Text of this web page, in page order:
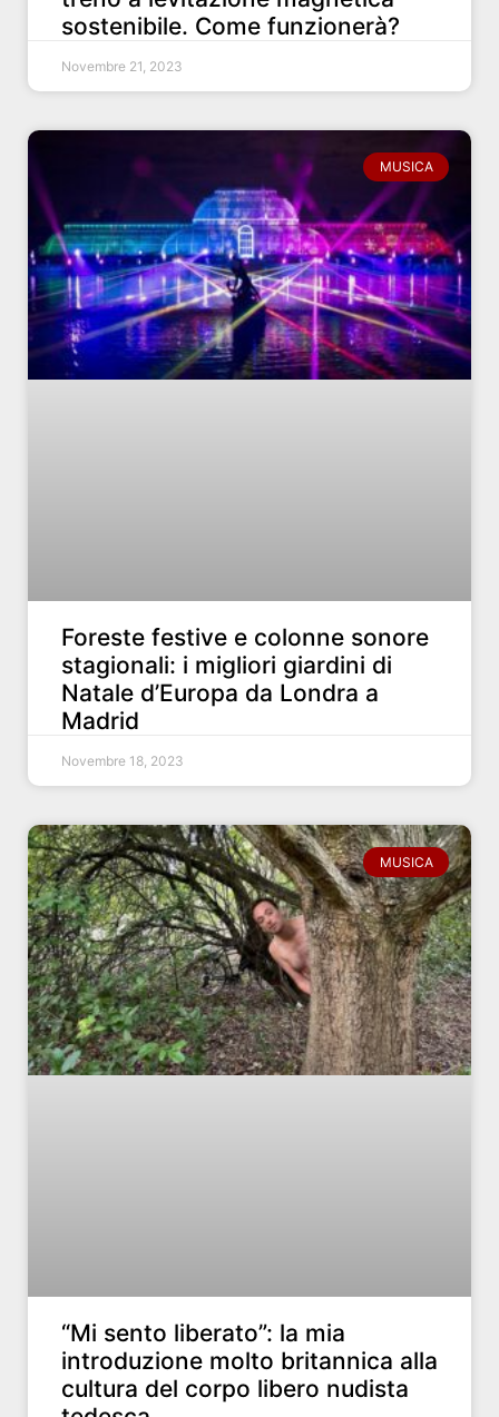
sostenibile. Come funzionerà?
Novembre 21, 2023
MUSICA
Foreste festive e colonne sonore
stagionali: i migliori giardini di
Natale d’Europa da Londra a
Madrid
Novembre 18, 2023
MUSICA
“Mi sento liberato”: la mia
introduzione molto britannica alla
cultura del corpo libero nudista